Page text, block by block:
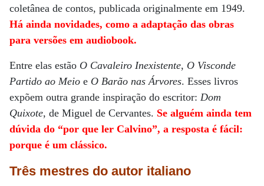
coletânea de contos, publicada originalmente em 1949.
Há ainda novidades, como a adaptação das obras
para versões em audiobook.
Entre elas estão O Cavaleiro Inexistente, O Visconde
Partido ao Meio e O Barão nas Árvores. Esses livros
expõem outra grande inspiração do escritor: Dom
Quixote, de Miguel de Cervantes. Se alguém ainda tem
dúvida do “por que ler Calvino”, a resposta é fácil:
porque é um clássico.
Três mestres do autor italiano